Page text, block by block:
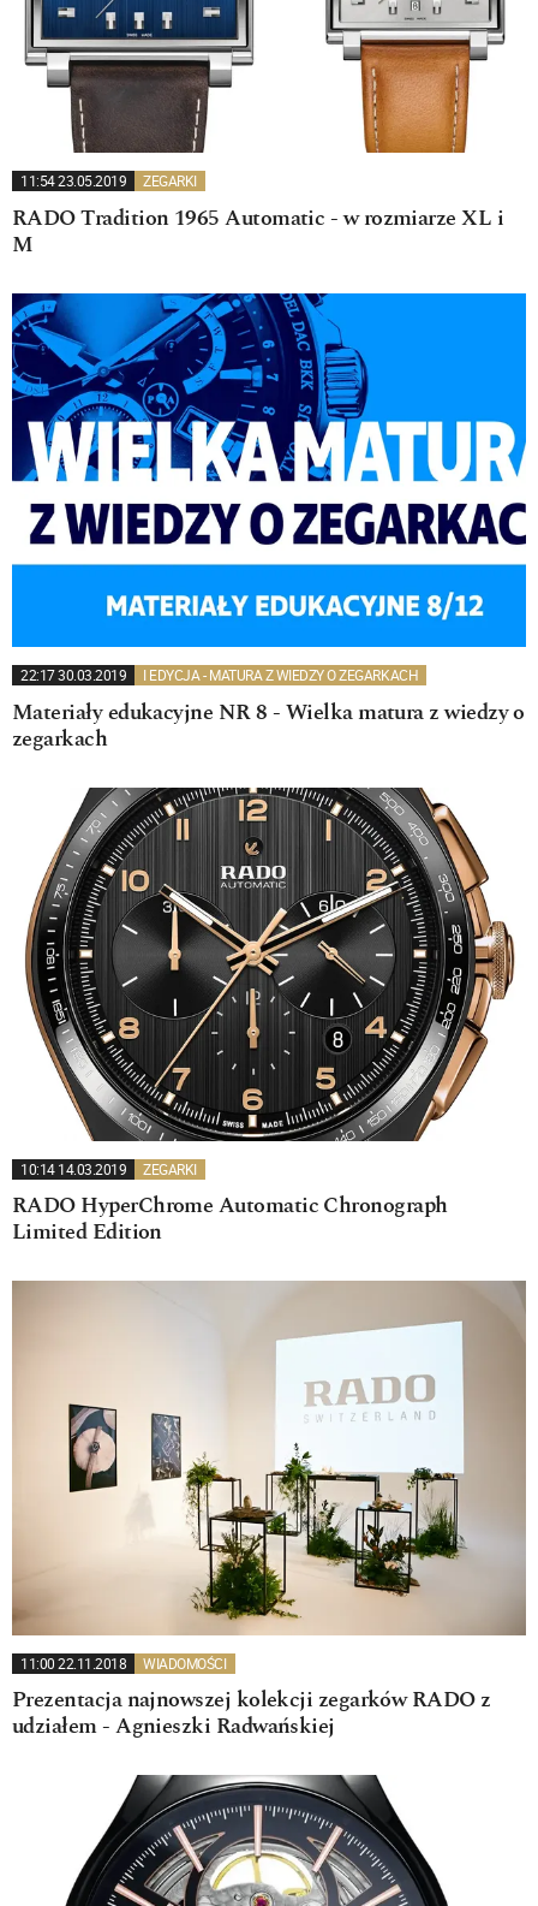
11:54 23.05.2019 ZEGARKI
RADO Tradition 1965 Automatic - w rozmiarze XL i
M
22:17 30.03.2019 I EDYCJA - MATURA Z WIEDZY O ZEGARKACH
Materiały edukacyjne NR 8 - Wielka matura z wiedzy o
zegarkach
10:14 14.03.2019 ZEGARKI
RADO HyperChrome Automatic Chronograph
Limited Edition
11:00 22.11.2018 WIADOMOŚCI
Prezentacja najnowszej kolekcji zegarków RADO z
udziałem - Agnieszki Radwańskiej